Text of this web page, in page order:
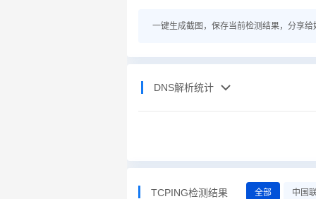
一键生成截图，保存当前检测结果，分享给
DNS解析统计
TCPING检测结果 全部 中国